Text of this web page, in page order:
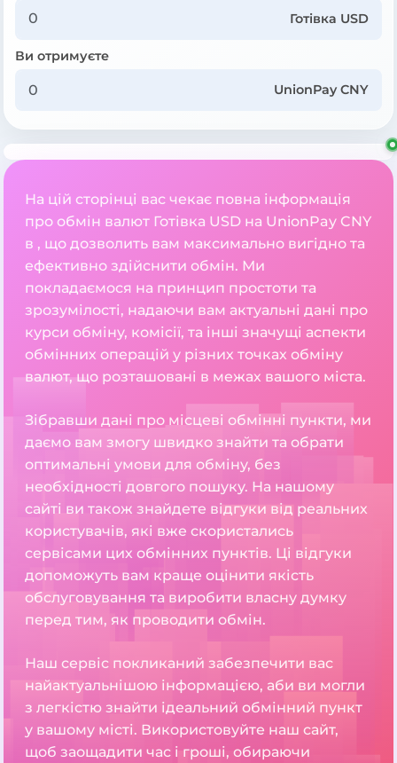
Готівка USD
Ви отримуєте
UnionPay CNY
На цій сторінці вас чекає повна інформація
про обмін валют Готівка USD на UnionPay CNY
в , що дозволить вам максимально вигідно та
ефективно здійснити обмін. Ми
покладаємося на принцип простоти та
зрозумілості, надаючи вам актуальні дані про
курси обміну, комісії, та інші значущі аспекти
обмінних операцій у різних точках обміну
валют, що розташовані в межах вашого міста.
Зібравши дані про місцеві обмінні пункти, ми
даємо вам змогу швидко знайти та обрати
оптимальні умови для обміну, без
необхідності довгого пошуку. На нашому
сайті ви також знайдете відгуки від реальних
користувачів, які вже скористались
сервісами цих обмінних пунктів. Ці відгуки
допоможуть вам краще оцінити якість
обслуговування та виробити власну думку
перед тим, як проводити обмін.
Наш сервіс покликаний забезпечити вас
найактуальнішою інформацією, аби ви могли
з легкістю знайти ідеальний обмінний пункт
у вашому місті. Використовуйте наш сайт,
щоб заощадити час і гроші, обираючи